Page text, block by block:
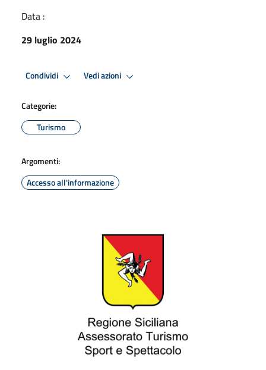
Data :
29 luglio 2024
Condividi Vedi azioni
Categorie:
Turismo
Argomenti:
Accesso all'informazione